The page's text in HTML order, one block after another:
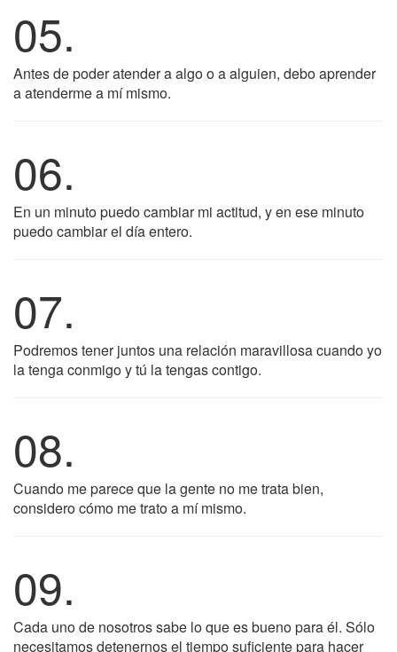
05.
Antes de poder atender a algo o a alguien, debo aprender
a atenderme a mí mismo.
06.
En un minuto puedo cambiar mi actitud, y en ese minuto
puedo cambiar el día entero.
07.
Podremos tener juntos una relación maravillosa cuando yo
la tenga conmigo y tú la tengas contigo.
08.
Cuando me parece que la gente no me trata bien,
considero cómo me trato a mí mismo.
09.
Cada uno de nosotros sabe lo que es bueno para él. Sólo
necesitamos detenernos el tiempo suficiente para hacer